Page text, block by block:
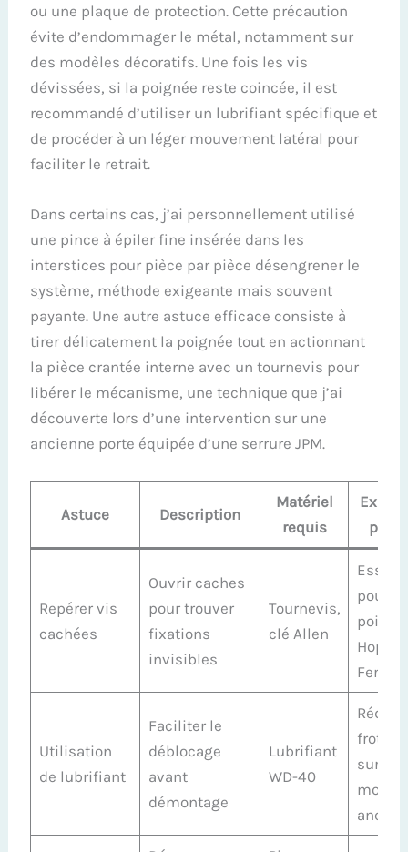
ou une plaque de protection. Cette précaution
évite d’endommager le métal, notamment sur
des modèles décoratifs. Une fois les vis
dévissées, si la poignée reste coincée, il est
recommandé d’utiliser un lubrifiant spécifique et
de procéder à un léger mouvement latéral pour
faciliter le retrait.
Dans certains cas, j’ai personnellement utilisé
une pince à épiler fine insérée dans les
interstices pour pièce par pièce désengrener le
système, méthode exigeante mais souvent
payante. Une autre astuce efficace consiste à
tirer délicatement la poignée tout en actionnant
la pièce crantée interne avec un tournevis pour
libérer le mécanisme, une technique que j’ai
découverte lors d’une intervention sur une
ancienne porte équipée d’une serrure JPM.
Astuce Description
Matériel
requis
Repérer vis
cachées
Ouvrir caches
pour trouver
fixations
invisibles
Tournevis,
clé Allen
pour
Hoppe
Ferco
Utilisation
de lubrifiant
Faciliter le
déblocage
avant
démontage
Lubrifiant
WD-40
Réduit
sur